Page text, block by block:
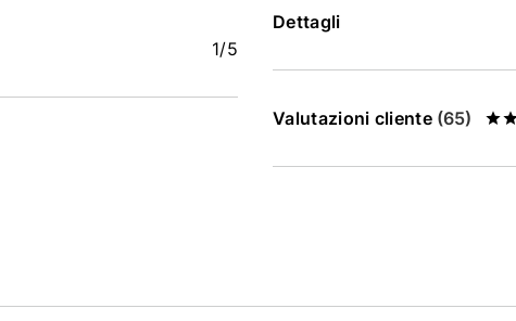
1/5
Dettagli
Valutazioni cliente (65)